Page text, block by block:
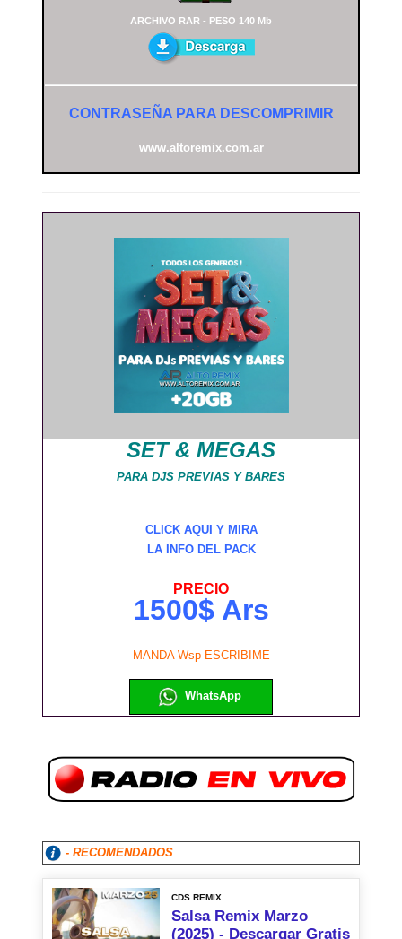
ARCHIVO RAR - PESO 140 Mb
CONTRASEÑA PARA DESCOMPRIMIR
www.altoremix.com.ar
SET & MEGAS
PARA DJS PREVIAS Y BARES
CLICK AQUI Y MIRA
LA INFO DEL PACK
PRECIO
1500$ Ars
MANDA Wsp ESCRIBIME
WhatsApp
- RECOMENDADOS
CDS REMIX
Salsa Remix Marzo
(2025) - Descargar Gratis